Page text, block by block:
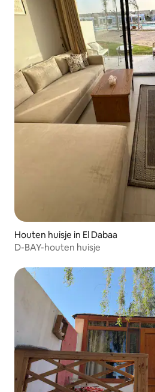
Houten huisje in El Dabaa
D-BAY-houten huisje